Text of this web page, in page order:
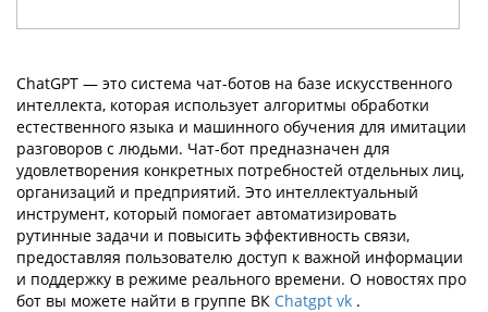
ChatGPT — это система чат-ботов на базе искусственного
интеллекта, которая использует алгоритмы обработки
естественного языка и машинного обучения для имитации
разговоров с людьми. Чат-бот предназначен для
удовлетворения конкретных потребностей отдельных лиц,
организаций и предприятий. Это интеллектуальный
инструмент, который помогает автоматизировать
рутинные задачи и повысить эффективность связи,
предоставляя пользователю доступ к важной информации
и поддержку в режиме реального времени. О новостях про
бот вы можете найти в группе ВК Chatgpt vk .